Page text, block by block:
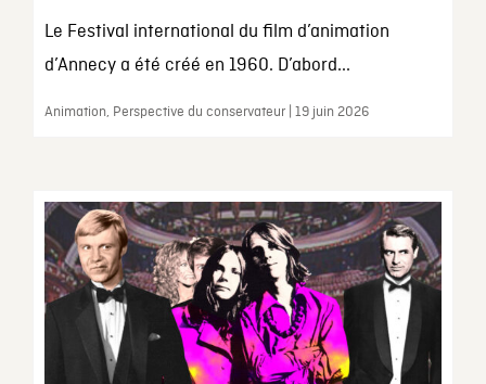
Le Festival international du film d’animation
d’Annecy a été créé en 1960. D’abord...
Animation, Perspective du conservateur | 19 juin 2026